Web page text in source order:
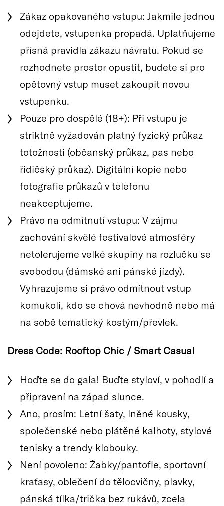
Zákaz opakovaného vstupu: Jakmile jednou
odejdete, vstupenka propadá. Uplatňujeme
přísná pravidla zákazu návratu. Pokud se
rozhodnete prostor opustit, budete si pro
opětovný vstup muset zakoupit novou
vstupenku.
Pouze pro dospělé (18+): Při vstupu je
striktně vyžadován platný fyzický průkaz
totožnosti (občanský průkaz, pas nebo
řidičský průkaz). Digitální kopie nebo
fotografie průkazů v telefonu
neakceptujeme.
Právo na odmítnutí vstupu: V zájmu
zachování skvělé festivalové atmosféry
netolerujeme velké skupiny na rozlučku se
svobodou (dámské ani pánské jízdy).
Vyhrazujeme si právo odmítnout vstup
komukoli, kdo se chová nevhodně nebo má
na sobě tematický kostým/převlek.
Dress Code: Rooftop Chic / Smart Casual
Hoďte se do gala! Buďte styloví, v pohodlí a
připravení na západ slunce.
Ano, prosím: Letní šaty, lněné kousky,
společenské nebo plátěné kalhoty, stylové
tenisky a trendy klobouky.
Není povoleno: Žabky/pantofle, sportovní
kraťasy, oblečení do tělocvičny, plavky,
pánská tílka/trička bez rukávů, zcela